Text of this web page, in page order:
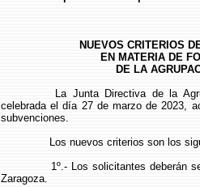
NUEVOS CRITERIOS
EN MATERIA DE
DE LA
La Junta Directiva de la
celebrada el día 27 de marzo de 2023,
subvenciones.
Los nuevos criterios son los
1º.- Los solicitantes deberán
Zaragoza.